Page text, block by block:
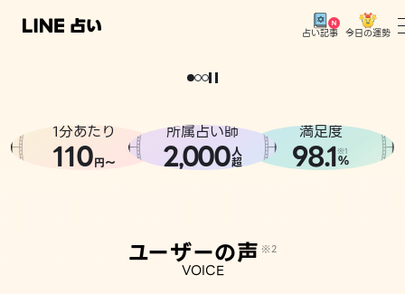
占い記事 今日の運勢
相談事例
どうせなら
。
1分あたり
110円〜
所属占い師
2,000人
超
満足度
98.1※1
%
ユーザーの声 ※2
VOICE